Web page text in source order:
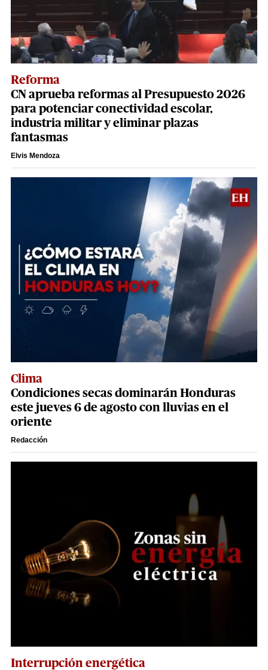
Reforma
CN aprueba reformas al Presupuesto 2026
para potenciar conectividad escolar,
industria militar y eliminar plazas
fantasmas
Elvis Mendoza
Clima
Condiciones secas dominarán Honduras
este jueves 6 de agosto con lluvias en el
oriente
Redacción
Interrupción energética